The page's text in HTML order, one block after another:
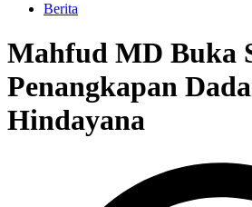
Berita
Mahfud MD Buka
Penangkapan
Hindayana